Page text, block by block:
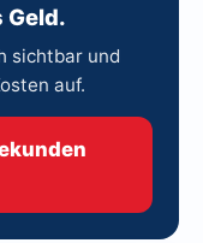
Geld.
sichtbar und
auf.